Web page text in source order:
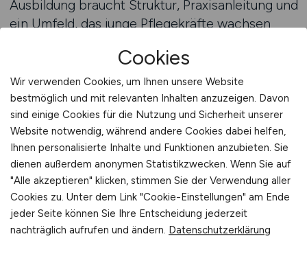
Ausbildung braucht Struktur, Praxisanleitung und
ein Umfeld, das junge Pflegekräfte wachsen
Ausbildungsstruktur sichtbar – mit klarer
Ansprache, inhaltlicher Tiefe und einem
authentischen Arbeitgeberauftritt. Für
Einrichtungen im Mittelstand ist das die Chance,
sich als langfristiger Partner für Fachkräfte zu
positionieren – nicht am Ende eines
Berufswegs, sondern direkt am Anfang.
Beratung anfordern
Cookies
Wir verwenden Cookies, um Ihnen unsere Website
bestmöglich und mit relevanten Inhalten anzuzeigen. Davon
sind einige Cookies für die Nutzung und Sicherheit unserer
Website notwendig, während andere Cookies dabei helfen,
Ihnen personalisierte Inhalte und Funktionen anzubieten. Sie
dienen außerdem anonymen Statistikzwecken. Wenn Sie auf
"Alle akzeptieren" klicken, stimmen Sie der Verwendung aller
Cookies zu. Unter dem Link "Cookie-Einstellungen" am Ende
jeder Seite können Sie Ihre Entscheidung jederzeit
nachträglich aufrufen und ändern. Datenschutzerklärung